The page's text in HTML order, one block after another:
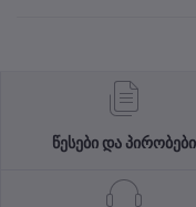
წესები და პირობები